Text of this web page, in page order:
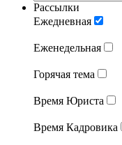
Рассылки
Ежедневная
Еженедельная
Горячая тема
Время Юриста
Время Кадровика